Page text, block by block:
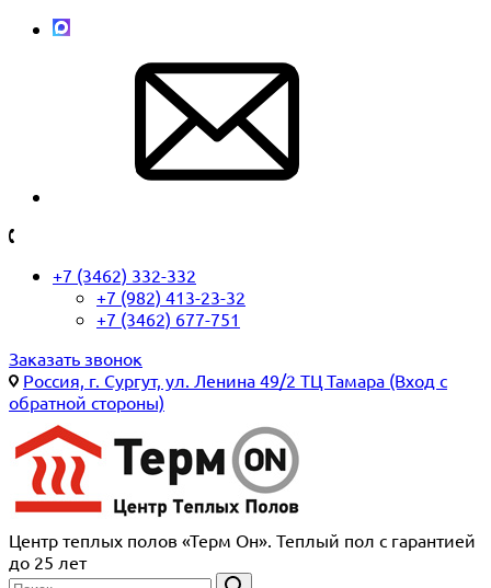
+7 (3462) 332-332
+7 (982) 413-23-32
+7 (3462) 677-751
Заказать звонок
Россия, г. Сургут, ул. Ленина 49/2 ТЦ Тамара (Вход с
обратной стороны)
Центр теплых полов «Терм Он». Теплый пол с гарантией
до 25 лет